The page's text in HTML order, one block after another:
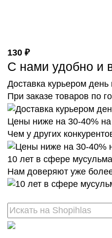
130 ₽
С нами удобно и
Доставка курьером день
При заказе товаров по
Цены ниже на 30-40%
Чем у других
10 лет в сфере
Нам доверяют уже